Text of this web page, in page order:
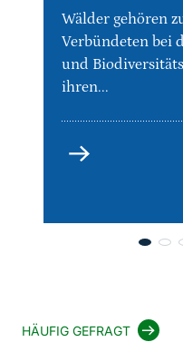
Wälder gehören
Verbündeten bei
und
ihren...
mehr
HÄUFIG GEFRAGT